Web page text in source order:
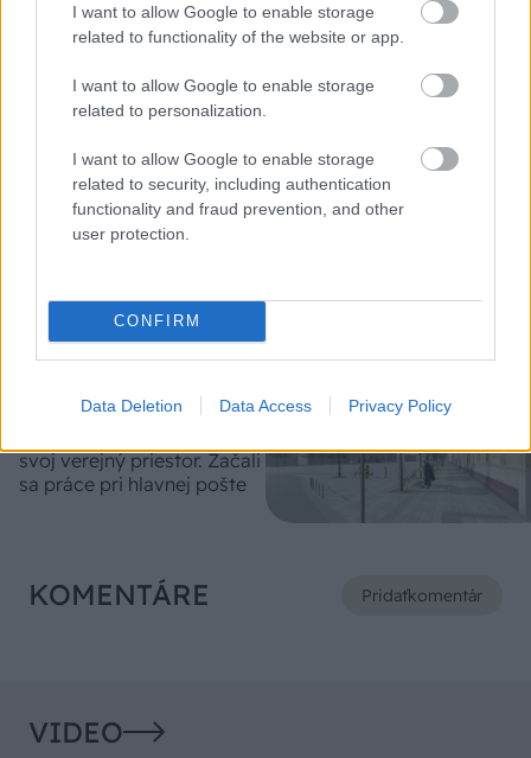
I want to allow Google to enable storage
related to functionality of the website or app.
I want to allow Google to enable storage
related to personalization.
I want to allow Google to enable storage
related to security, including authentication
functionality and fraud prevention, and other
user protection.
CONFIRM
Data Deletion Data Access Privacy Policy
Kami Profit a ukazuje
budúci vizuál
Zakázali jednorazové
plastové tašky, ich náhrada
plastov aj emisie
Tomuto sa vyhnite pri jej
svoj verejný priestor. Začali
sa práce pri hlavnej pošte
KOMENTÁRE Pridaťkomentár
VIDEO